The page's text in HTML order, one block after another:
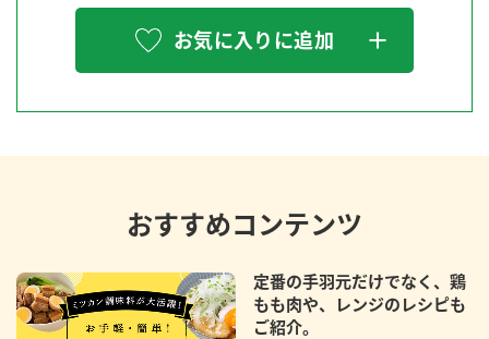
お気に入りに追加
おすすめコンテンツ
定番の手羽元だけでなく、鶏
もも肉や、レンジのレシピも
ご紹介。